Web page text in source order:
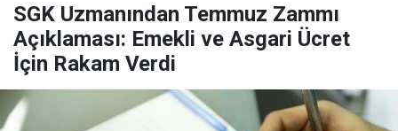
SGK Uzmanından Temmuz Zammı
Açıklaması: Emekli ve Asgari Ücret
İçin Rakam Verdi